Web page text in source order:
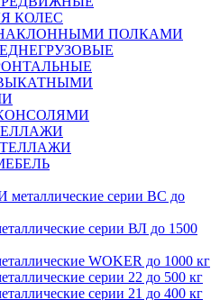
КОЛЕС
ПОЛКАМИ
серии ВС до
серии ВЛ до 1500
WOKER до 1000 кг
серии 22 до 500 кг
серии 21 до 400 кг